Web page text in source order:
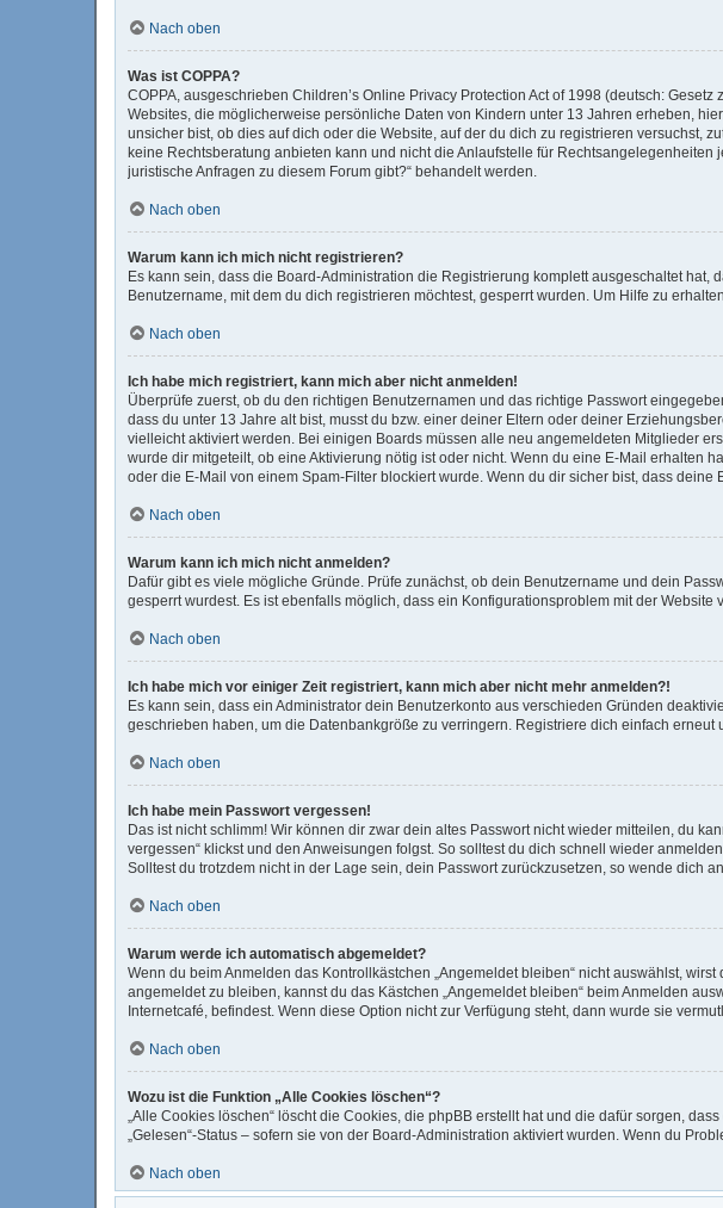
Nach oben
Was ist COPPA?
COPPA, ausgeschrieben Children’s Online Privacy Protection Act of 1998 (deutsch:
Websites, die möglicherweise persönliche Daten von Kindern unter 13 Jahren erheben,
unsicher bist, ob dies auf dich oder die Website, auf der du dich zu registrieren versuchst,
keine Rechtsberatung anbieten kann und nicht die Anlaufstelle für
juristische Anfragen zu diesem Forum gibt?“ behandelt werden.
Nach oben
Warum kann ich mich nicht registrieren?
Es kann sein, dass die Board-Administration die Registrierung komplett ausgeschaltet
Benutzername, mit dem du dich registrieren möchtest, gesperrt wurden. Um Hilfe zu
Nach oben
Ich habe mich registriert, kann mich aber nicht anmelden!
Überprüfe zuerst, ob du den richtigen Benutzernamen und das richtige Passwort
dass du unter 13 Jahre alt bist, musst du bzw. einer deiner Eltern oder deiner
vielleicht aktiviert werden. Bei einigen Boards müssen alle neu angemeldeten Mitglieder
wurde dir mitgeteilt, ob eine Aktivierung nötig ist oder nicht. Wenn du eine E-Mail erhalten
oder die E-Mail von einem Spam-Filter blockiert wurde. Wenn du dir sicher bist, dass
Nach oben
Warum kann ich mich nicht anmelden?
Dafür gibt es viele mögliche Gründe. Prüfe zunächst, ob dein Benutzername und dein
gesperrt wurdest. Es ist ebenfalls möglich, dass ein Konfigurationsproblem mit der Website
Nach oben
Ich habe mich vor einiger Zeit registriert, kann mich aber nicht mehr anmelden?!
Es kann sein, dass ein Administrator dein Benutzerkonto aus verschieden Gründen
geschrieben haben, um die Datenbankgröße zu verringern. Registriere dich einfach erneut
Nach oben
Ich habe mein Passwort vergessen!
Das ist nicht schlimm! Wir können dir zwar dein altes Passwort nicht wieder mitteilen, du
vergessen“ klickst und den Anweisungen folgst. So solltest du dich schnell wieder anmelden
Solltest du trotzdem nicht in der Lage sein, dein Passwort zurückzusetzen, so wende dich
Nach oben
Warum werde ich automatisch abgemeldet?
Wenn du beim Anmelden das Kontrollkästchen „Angemeldet bleiben“ nicht auswählst,
angemeldet zu bleiben, kannst du das Kästchen „Angemeldet bleiben“ beim Anmelden
Internetcafé, befindest. Wenn diese Option nicht zur Verfügung steht, dann wurde sie
Nach oben
Wozu ist die Funktion „Alle Cookies löschen“?
„Alle Cookies löschen“ löscht die Cookies, die phpBB erstellt hat und die dafür sorgen,
„Gelesen“-Status – sofern sie von der Board-Administration aktiviert wurden. Wenn du
Nach oben